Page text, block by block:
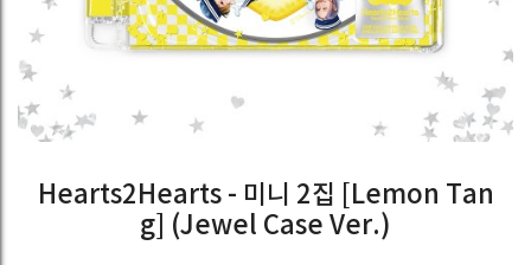
Hearts2Hearts - 미니 2집 [Lemon Tan
g] (Jewel Case Ver.)